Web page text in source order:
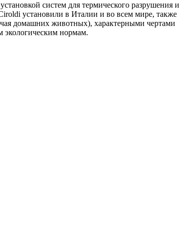
систем для термического разрушения и
установили в Италии и во всем мире, также
домашних животных), характерными чертами
экологическим нормам.